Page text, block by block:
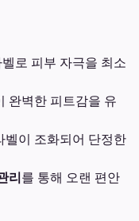
로 피부 자극을 최소
완벽한 피트감을 유
벨이 조화되어 단정한
리를 통해 오랜 편안